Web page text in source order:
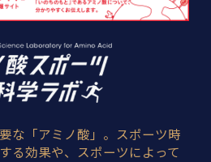
な「アミノ酸」。スポーツ時
る効果や、スポーツによって